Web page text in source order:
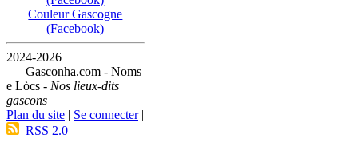
Couleur Gascogne
(Facebook)
2024-2026
— Gasconha.com - Noms
e Lòcs - Nos lieux-dits
gascons
Plan du site | Se connecter|
RSS 2.0